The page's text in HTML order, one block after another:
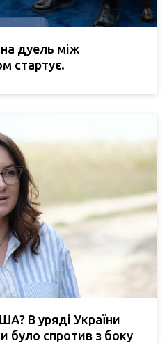
дуель між
стартує.
В уряді України
було спротив з боку